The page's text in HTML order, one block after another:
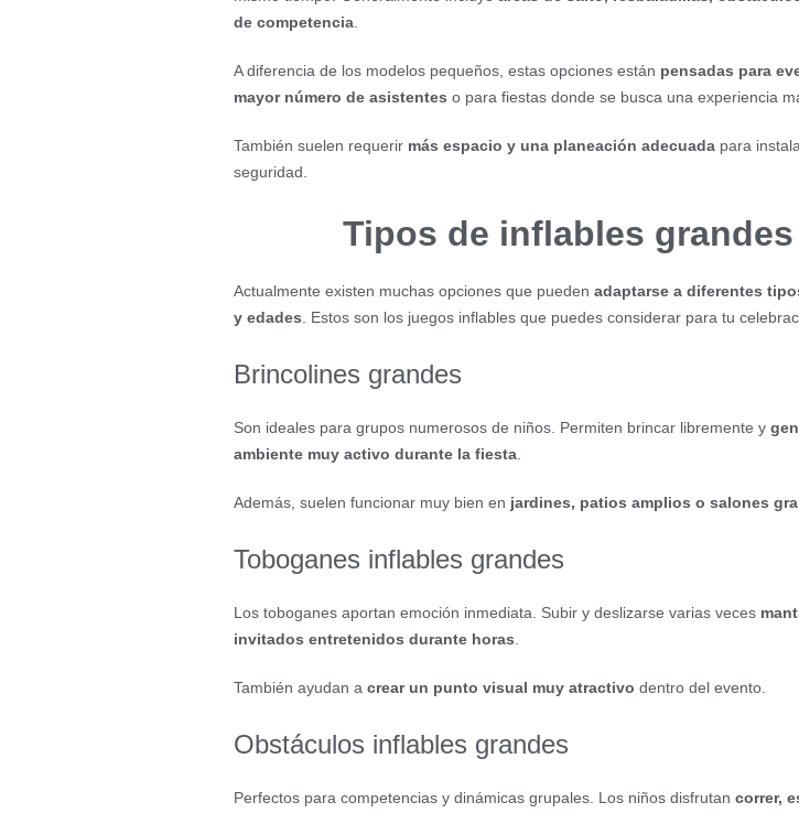
de competencia.
A diferencia de los modelos pequeños, estas opciones están pensadas para
mayor número de asistentes o para fiestas donde se busca una experiencia
También suelen requerir más espacio y una planeación adecuadapara
seguridad.
Tipos de inflables grandes
Actualmente existen muchas opciones que pueden adaptarse a diferentes
y edades . Estos son los juegos inflables que puedes considerar para tu
Brincolines grandes
Son ideales para grupos numerosos de niños. Permiten brincar libremente y
ambiente muy activo durante la fiesta.
Además, suelen funcionar muy bien en jardines, patios amplios o salones
Toboganes inflables grandes
Los toboganes aportan emoción inmediata. Subir y deslizarse varias veces
invitados entretenidos durante horas
También ayudan a crear un punto visual muy atractivo dentro del evento.
Obstáculos inflables grandes
Perfectos para competencias y dinámicas grupales. Los niños disfrutan correr,